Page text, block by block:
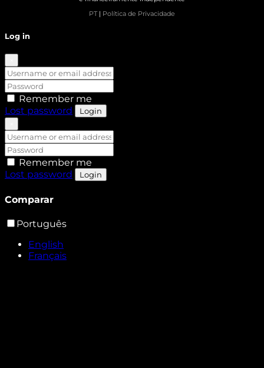
PT| Política de Privacidade
Log in
Remember me
Lost password
Login
Remember me
Lost password
Login
Comparar
Português
English
Français